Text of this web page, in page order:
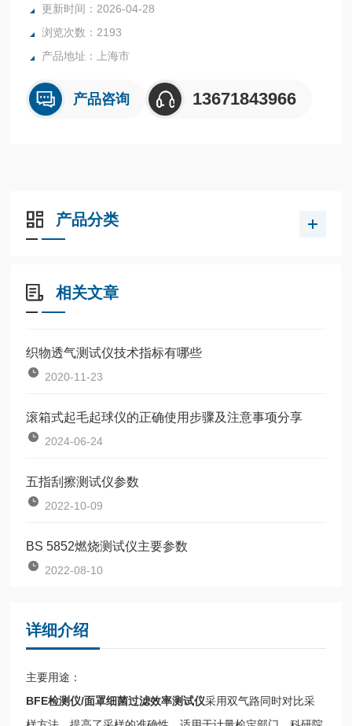
更新时间：2026-04-28
浏览次数：2193
产品地址：上海市
产品咨询 13671843966
产品分类
相关文章
织物透气测试仪技术指标有哪些
2020-11-23
滚箱式起毛起球仪的正确使用步骤及注意事项分享
2024-06-24
五指刮擦测试仪参数
2022-10-09
BS 5852燃烧测试仪主要参数
2022-08-10
详细介绍
主要用途：
BFE检测仪/面罩细菌过滤效率测试仪采用双气路同时对比采